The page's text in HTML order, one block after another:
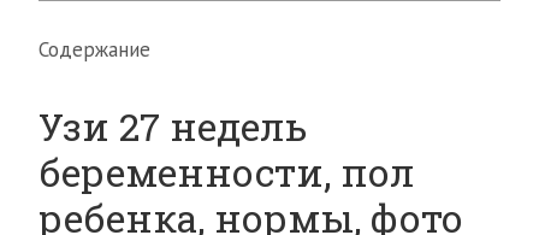
Содержание
Узи 27 недель
беременности, пол
ребенка, нормы, фото